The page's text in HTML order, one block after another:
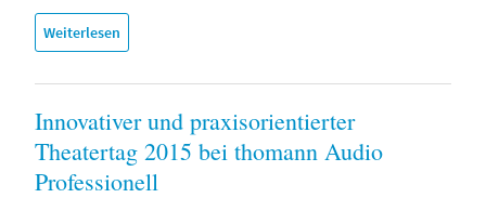
Weiterlesen
Innovativer und praxisorientierter
Theatertag 2015 bei thomann Audio
Professionell